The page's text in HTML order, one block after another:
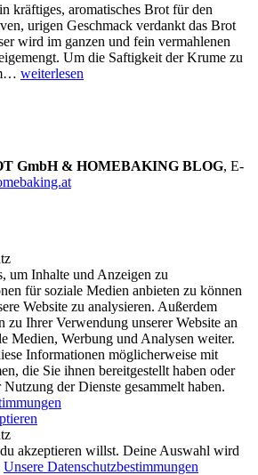
kräftiges, aromatisches Brot für den
urigen Geschmack verdankt das Brot
wird im ganzen und fein vermahlenen
Um die Saftigkeit der Krume zu
weiterlesen
GmbH & HOMEBAKING BLOG, E-
um Inhalte und Anzeigen zu
für soziale Medien anbieten zu können
Website zu analysieren. Außerdem
zu Ihrer Verwendung unserer Website an
Medien, Werbung und Analysen weiter.
Informationen möglicherweise mit
die Sie ihnen bereitgestellt haben oder
der Dienste gesammelt haben.
akzeptieren willst. Deine Auswahl wird
Unsere Datenschutzbestimmungen